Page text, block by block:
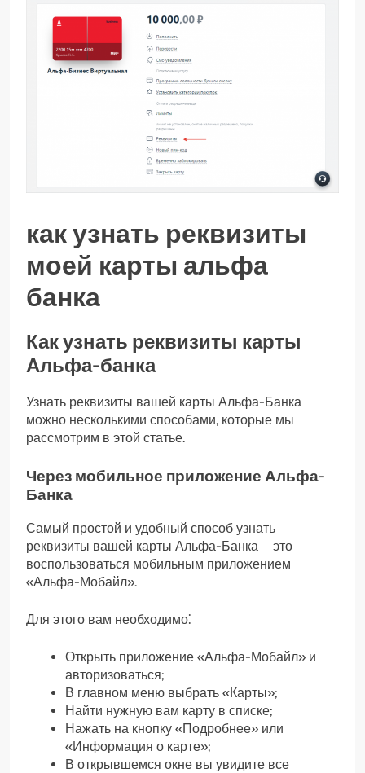
как узнать реквизиты
моей карты альфа
банка
Как узнать реквизиты карты
Альфа-банка
Узнать реквизиты вашей карты Альфа-Банка
можно несколькими способами, которые мы
рассмотрим в этой статье.
Через мобильное приложение Альфа-
Банка
Самый простой и удобный способ узнать
реквизиты вашей карты Альфа-Банка ⏤ это
воспользоваться мобильным приложением
«Альфа-Мобайл».
Для этого вам необходимо⁚
Открыть приложение «Альфа-Мобайл» и
авторизоваться;
В главном меню выбрать «Карты»;
Найти нужную вам карту в списке;
Нажать на кнопку «Подробнее» или
«Информация о карте»;
В открывшемся окне вы увидите все